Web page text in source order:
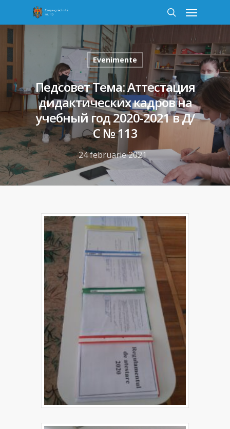
Evenimente
Пeдсовет Тема: Аттестация
дидактических кадров на
учебный год 2020-2021 в Д/
С № 113
24 februarie 2021